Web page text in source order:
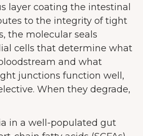
layer coating the intestinal
to the integrity of tight
the molecular seals
cells that determine what
and what
junctions function well,
When they degrade,
in a well-populated gut